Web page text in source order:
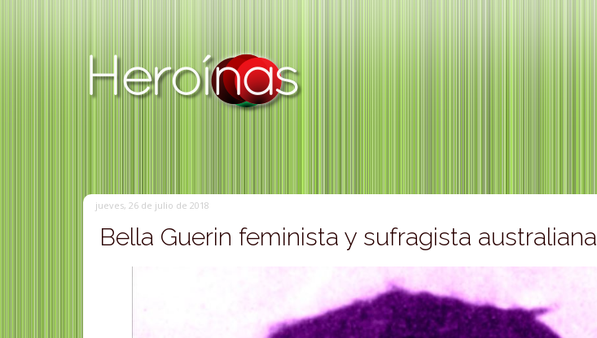
jueves, 26 de julio de 2018
Bella Guerin feminista y sufragista australiana